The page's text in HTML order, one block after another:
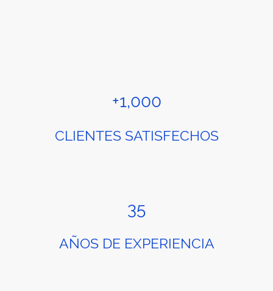
+1,000
CLIENTES SATISFECHOS
35
AÑOS DE EXPERIENCIA